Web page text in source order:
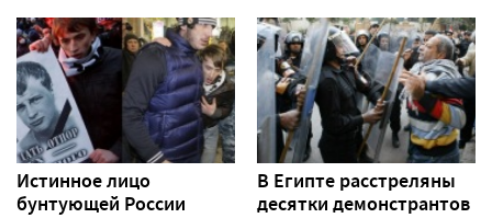
Истинное лицо
бунтующей России
В Египте расстреляны
десятки демонстрантов